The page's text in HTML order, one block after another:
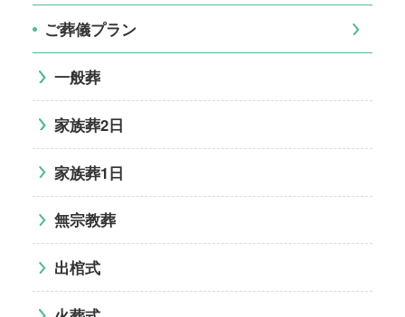
ご葬儀プラン
一般葬
家族葬2日
家族葬1日
無宗教葬
出棺式